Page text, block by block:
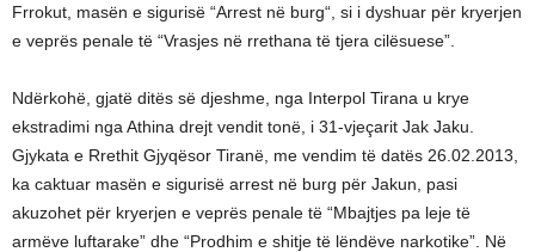
Frrokut, masën e sigurisë “Arrest në burg“, si i dyshuar për kryerjen
e veprës penale të “Vrasjes në rrethana të tjera cilësuese”.
Ndërkohë, gjatë ditës së djeshme, nga Interpol Tirana u krye
ekstradimi nga Athina drejt vendit tonë, i 31-vjeçarit Jak Jaku.
Gjykata e Rrethit Gjyqësor Tiranë, me vendim të datës 26.02.2013,
ka caktuar masën e sigurisë arrest në burg për Jakun, pasi
akuzohet për kryerjen e veprës penale të “Mbajtjes pa leje të
armëve luftarake” dhe “Prodhim e shitje të lëndëve narkotike”. Në